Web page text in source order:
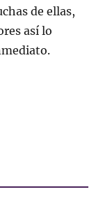
de ellas,
así lo